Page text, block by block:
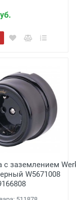
с заземлением
W5671008